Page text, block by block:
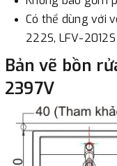
Có thể dùng với
222S, LFV-2012S
Bản vẽ bồn
2397V